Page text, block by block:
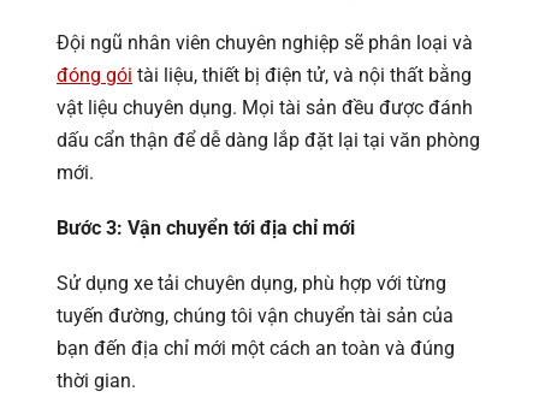
Đội ngũ nhân viên chuyên nghiệp sẽ phân loại và
đóng gói tài liệu, thiết bị điện tử, và nội thất bằng
vật liệu chuyên dụng. Mọi tài sản đều được đánh
dấu cẩn thận để dễ dàng lắp đặt lại tại văn phòng
mới.
Bước 3: Vận chuyển tới địa chỉ mới
Sử dụng xe tải chuyên dụng, phù hợp với từng
tuyến đường, chúng tôi vận chuyển tài sản của
bạn đến địa chỉ mới một cách an toàn và đúng
thời gian.